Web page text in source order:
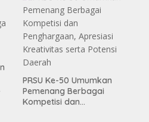
PRSU Ke-50 Umumkan
Pemenang Berbagai
Kompetisi dan